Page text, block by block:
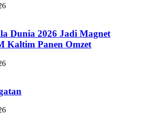
Dunia 2026 Jadi Magnet
Kaltim Panen Omzet